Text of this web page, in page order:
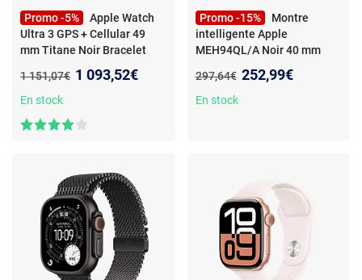
Promo -5%
Apple Watch
Ultra 3 GPS + Cellular 49
mm Titane Noir Bracelet
Montre connectée 5G-LTE -
Titane - Étanche IP6X - GPS -
cardiaque/ECG/Oxygène
Fi 4 / Bluetooth 5.3 -
watchOS 26 - Bracelet
Milanais S
Ancien prix :
1 151,07€ Nouveau prix :
1 093,52€
En stock
Promo -15%
Montre
intelligente Apple
MEH94QL/A Noir 40 mm
Ancien prix :
297,64€ Nouveau prix :
252,99€
En stock